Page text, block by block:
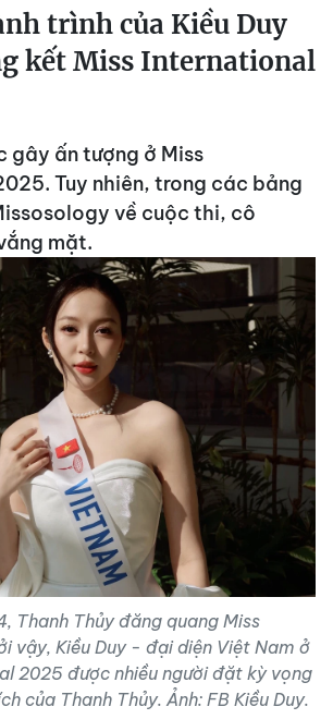
trình của Kiều Duy
kết Miss International
gây ấn tượng ở Miss
Tuy nhiên, trong các bảng
về cuộc thi, cô
mặt.
Thanh Thủy đăng quang Miss
vậy, Kiều Duy - đại diện Việt Nam ở
2025 được nhiều người đặt kỳ vọng
của Thanh Thủy. Ảnh: FB Kiều Duy.